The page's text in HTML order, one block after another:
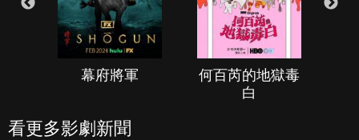
幕府將軍
何百芮的地獄毒
白
看更多影劇新聞